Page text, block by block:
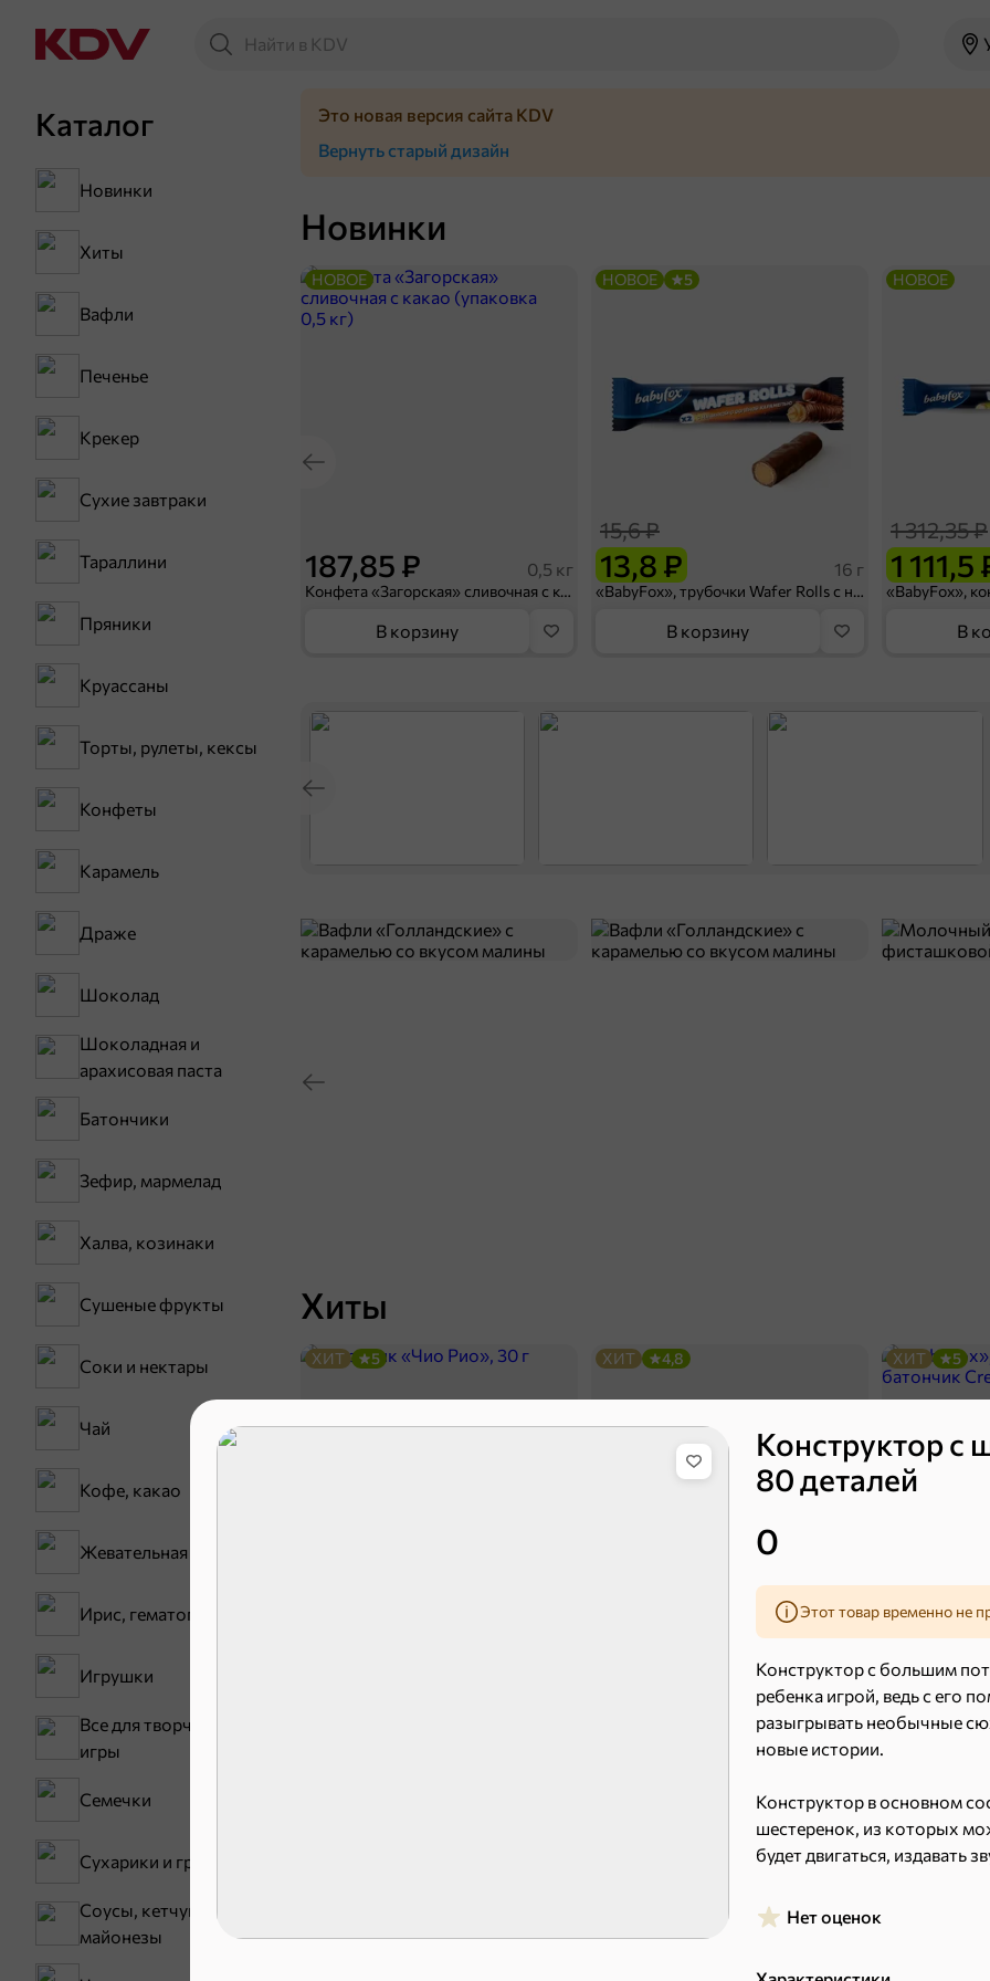
Конструктор с
80 деталей
0
Этот товар временно не
Конструктор с большим
ребенка игрой, ведь с его
разыгрывать необычные
новые истории.
Конструктор в основном
шестеренок, из которых
будет двигаться, издавать
которых можно строить
Нет оценок
Каталог
Новинки
Хиты
Вафли
Печенье
Крекер
Сухие завтраки
Тараллини
Пряники
Круассаны
Торты, рулеты, кексы
Конфеты
Карамель
Драже
Шоколад
Шоколадная и
арахисовая паста
Батончики
Зефир, мармелад
Халва, козинаки
Сушеные фрукты
Соки и нектары
Чай
Кофе, какао
Жевательная резинка
Ирис, гематоген
Игрушки
Все для творчества,
игры
Семечки
Сухарики и гренки
Соусы, кетчупы,
майонезы
Новинки
187,85 ₽ 0,5 кг
Конфета «Загорская» сливочная с какао (упаковка 0,5 кг)
НОВОЕ
В корзину
15,6 ₽
13,8 ₽ 16 г
«BabyFox», трубочки Wafer Rolls с начинкой с солёной карамелью, 16 г
НОВОЕ 5
В корзину
1 312,35 ₽
1 111,5
НОВОЕ
В
Хиты
ХИТ 5
Батончик «Бон-Тайм», 20 г
ХИТ 4,8
16,7 ₽
14,2 ₽
ХИТ 5
В
Печенье
Круассаны
Это новая версия сайта KDV
Вернуть старый дизайн